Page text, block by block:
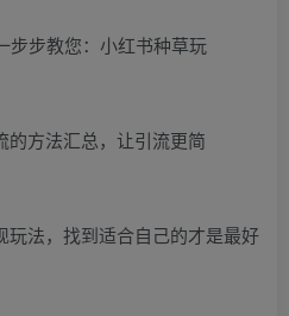
步步教您：小红书种草玩
的方法汇总，让引流更简
玩法，找到适合自己的才是最好